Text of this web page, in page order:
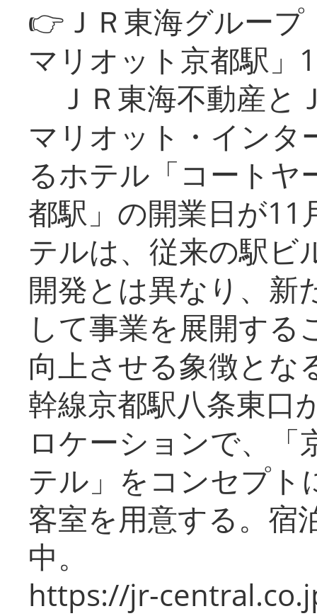
👉ＪＲ東海グルー
マリオット京都駅」
ＪＲ東海不動産と
マリオット・インタ
るホテル「コートヤ
都駅」の開業日が11
テルは、従来の駅ビ
開発とは異なり、新
して事業を展開する
向上させる象徴とな
幹線京都駅八条東口
ロケーションで、「
テル」をコンセプト
客室を用意する。宿
中。
https://jr-